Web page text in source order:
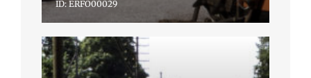
ID: ERFO00029